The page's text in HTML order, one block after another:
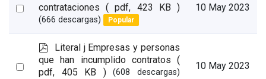
Select
d
f
contrataciones ( pdf, 423 KB )
(666 descargas) Popular
10 May 2023
Select
p
d
f
Literal j Empresas y personas
que han incumplido contratos (
pdf, 405 KB )
(608 descargas)
10 May 2023